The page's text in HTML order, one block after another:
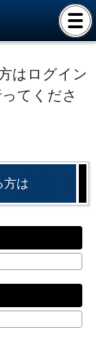
はログイン
てくださ
方は